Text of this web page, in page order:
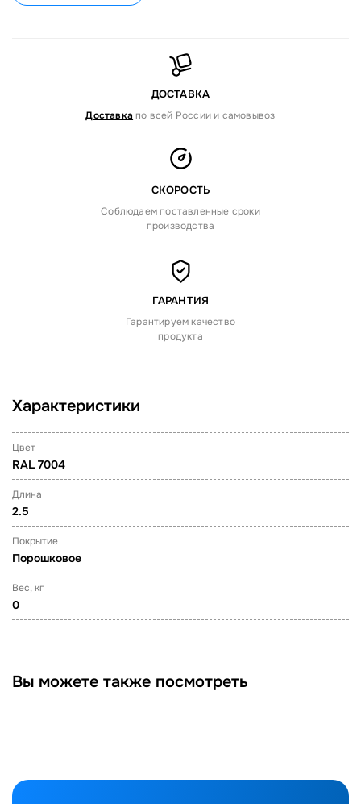
ДОСТАВКА
Доставка по всей России и самовывоз
СКОРОСТЬ
Соблюдаем поставленные сроки
производства
ГАРАНТИЯ
Гарантируем качество
продукта
Характеристики
Цвет
RAL 7004
Длина
2.5
Покрытие
Порошковое
Вес, кг
0
Вы можете также посмотреть